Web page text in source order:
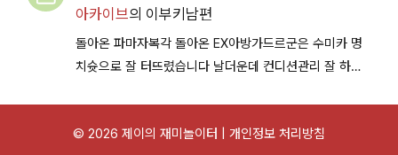
아카이브의 이부키남편
돌아온 파마자복각 돌아온 EX아방가드르군은 수미카 명
치슛으로 잘 터뜨렸습니다 날더운데 컨디션관리 잘 하시
© 2026 제이의 재미놀이터 | 개인정보 처리방침